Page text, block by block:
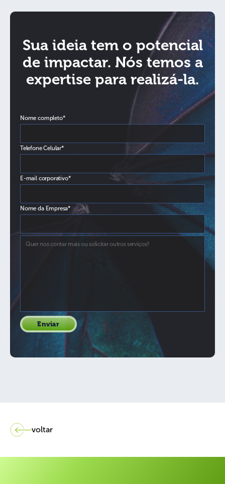
Sua ideia tem o potencial
de impactar. Nós temos a
expertise para realizá-la.
Nome completo*
Telefone Celular*
E-mail corporativo*
Nome da Empresa*
voltar